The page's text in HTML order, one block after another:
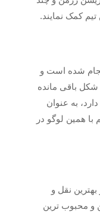
کمک نمایند.
شده است و
باقی مانده
به عنوان
همین لوگو در
نقل و
و محبوب ترین